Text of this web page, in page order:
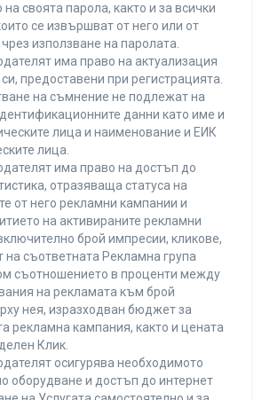
на своята парола, както и за всички
се извършват от него или от
използване на паролата.
има право на актуализация
предоставени при регистрацията.
на съмнение не подлежат на
данни като име и
лица и наименование и ЕИК
лица.
има право на достъп до
отразяваща статуса на
от него рекламни кампании и
на активираните рекламни
брой импресии, кликове,
на съответната Рекламна група
съотношението в проценти между
на рекламата към брой
нея, изразходван бюджет за
рекламна кампания, както и цената
Клик.
осигурява необходимото
оборудване и достъп до интернет